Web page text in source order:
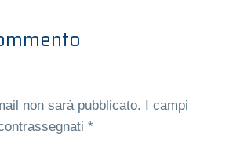
non sarà pubblicato.
I campi
*